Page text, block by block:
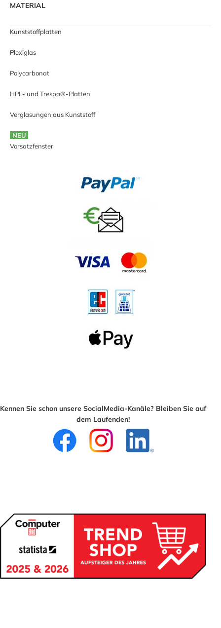
MATERIAL
Kunststoffplatten
Plexiglas
Polycarbonat
HPL- und Trespa®-Platten
Verglasungen aus Kunststoff
NEU
Vorsatzfenster
Kennen Sie schon unsere SocialMedia-Kanäle? Bleiben Sie auf
dem Laufenden!